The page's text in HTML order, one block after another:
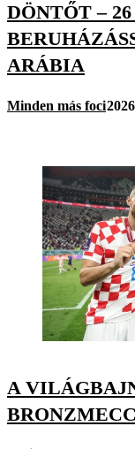
DÖNTŐT –
ARÁBIA
Minden más foci
A